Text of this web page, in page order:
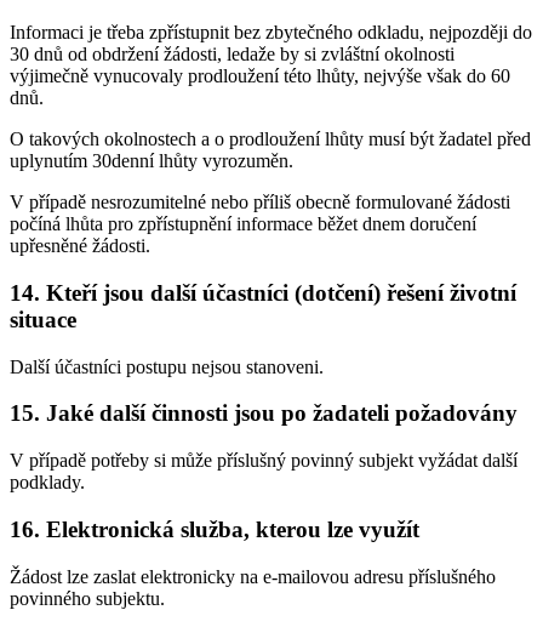
Informaci je třeba zpřístupnit bez zbytečného odkladu, nejpozději do
30 dnů od obdržení žádosti, ledaže by si zvláštní okolnosti
výjimečně vynucovaly prodloužení této lhůty, nejvýše však do 60
dnů.
O takových okolnostech a o prodloužení lhůty musí být žadatel před
uplynutím 30denní lhůty vyrozuměn.
V případě nesrozumitelné nebo příliš obecně formulované žádosti
počíná lhůta pro zpřístupnění informace běžet dnem doručení
upřesněné žádosti.
14. Kteří jsou další účastníci (dotčení) řešení životní
situace
Další účastníci postupu nejsou stanoveni.
15. Jaké další činnosti jsou po žadateli požadovány
V případě potřeby si může příslušný povinný subjekt vyžádat další
podklady.
16. Elektronická služba, kterou lze využít
Žádost lze zaslat elektronicky na e-mailovou adresu příslušného
povinného subjektu.